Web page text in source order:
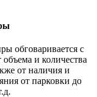
обговаривается с
и количества
от наличия и
от парковки до